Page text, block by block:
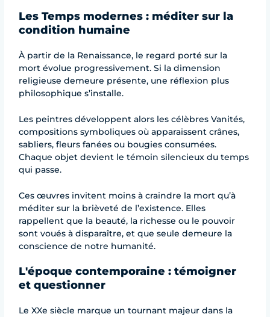
Les Temps modernes : méditer sur la
condition humaine
À partir de la Renaissance, le regard porté sur la
mort évolue progressivement. Si la dimension
religieuse demeure présente, une réflexion plus
philosophique s’installe.
Les peintres développent alors les célèbres Vanités,
compositions symboliques où apparaissent crânes,
sabliers, fleurs fanées ou bougies consumées.
Chaque objet devient le témoin silencieux du temps
qui passe.
Ces œuvres invitent moins à craindre la mort qu’à
méditer sur la brièveté de l’existence. Elles
rappellent que la beauté, la richesse ou le pouvoir
sont voués à disparaître, et que seule demeure la
conscience de notre humanité.
L'époque contemporaine : témoigner
et questionner
Le XXe siècle marque un tournant majeur dans la